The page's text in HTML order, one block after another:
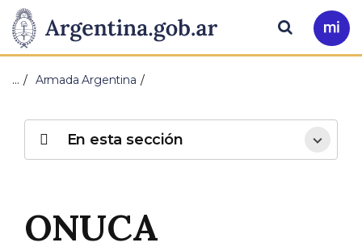
Presidencia
de
Nación
Pasar al contenido principal
Ir
a
Buscar
… Armada Argentina
ONUCA
En esta sección